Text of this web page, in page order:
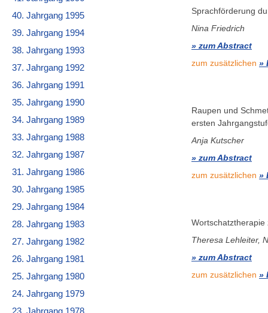
40. Jahrgang 1995
39. Jahrgang 1994
38. Jahrgang 1993
37. Jahrgang 1992
36. Jahrgang 1991
35. Jahrgang 1990
34. Jahrgang 1989
33. Jahrgang 1988
32. Jahrgang 1987
31. Jahrgang 1986
30. Jahrgang 1985
29. Jahrgang 1984
28. Jahrgang 1983
27. Jahrgang 1982
26. Jahrgang 1981
25. Jahrgang 1980
24. Jahrgang 1979
Sprachförderung
Nina Friedrich
zum Abstract
zum zusätzlichen
Raupen und
ersten
Anja Kutscher
zum Abstract
zum zusätzlichen
Wortschatztherapie
Theresa Lehleiter,
zum Abstract
zum zusätzlichen